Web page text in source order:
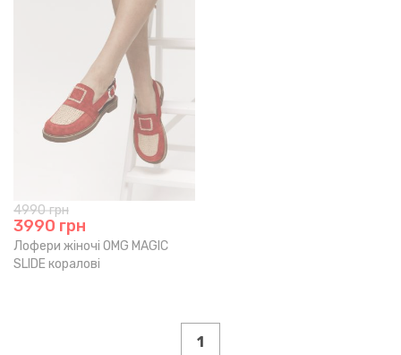
4990грн
3990 грн
Лофери жіночі OMG MAGIC
SLIDE коралові
1